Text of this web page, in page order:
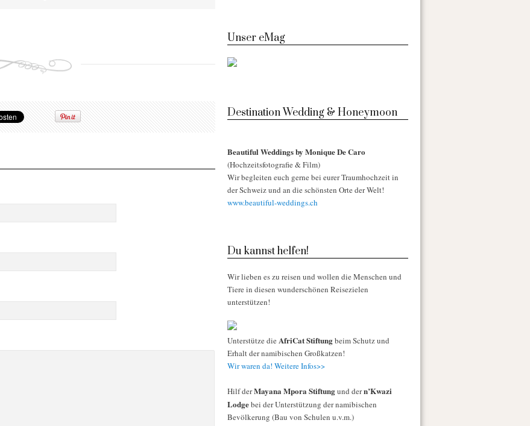
Unser eMag
Destination Wedding & Honeymoon
Beautiful Weddings by Monique De Caro
(Hochzeitsfotografie & Film)
Wir begleiten euch gerne bei eurer Traumhochzeit in
der Schweiz und an die schönsten Orte der Welt!
www.beautiful-weddings.ch
Du kannst helfen!
Wir lieben es zu reisen und wollen die Menschen und
Tiere in diesen wunderschönen Reisezielen
unterstützen!
Unterstütze die AfriCat Stiftungbeim Schutz und
Erhalt der namibischen Großkatzen!
Wir waren da! Weitere Infos>>
Hilf derMayana Mpora Stiftungund dern’Kwazi
Lodgebei der Unterstützung der namibischen
Bevölkerung (Bau von Schulen u.v.m.)